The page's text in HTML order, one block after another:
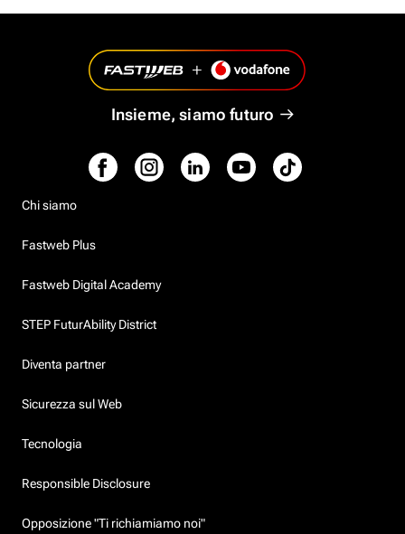
Insieme, siamo futuro
Chi siamo
Fastweb Plus
Fastweb Digital Academy
STEP FuturAbility District
Diventa partner
Sicurezza sul Web
Tecnologia
Responsible Disclosure
Opposizione "Ti richiamiamo noi"